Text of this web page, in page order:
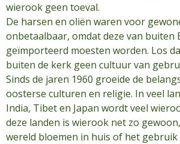
wierook geen toeval.
De harsen en oliën waren voor
onbetaalbaar, omdat deze van buiten
geïmporteerd moesten worden. Los
buiten de kerk geen cultuur van
Sinds de jaren 1960 groeide de
oosterse culturen en religie. In veel
India, Tibet en Japan wordt veel
deze landen is wierook net zo
wereld bloemen in huis of het gebruik